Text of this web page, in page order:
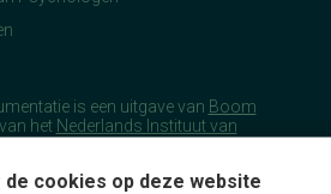
de cookies op deze website
is een uitgave van Boom
het Nederlands Instituut van
de Commissie
(COTAN).